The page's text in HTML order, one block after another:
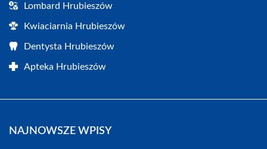
Lombard Hrubieszów
Kwiaciarnia Hrubieszów
Dentysta Hrubieszów
Apteka Hrubieszów
NAJNOWSZE WPISY